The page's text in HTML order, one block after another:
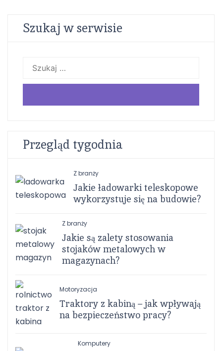
Szukaj w serwisie
Szukaj:
Przegląd tygodnia
Z branży
Jakie ładowarki teleskopowe
wykorzystuje się na budowie?
Z branży
Jakie są zalety stosowania
stojaków metalowych w
magazynach?
Motoryzacja
Traktory z kabiną – jak wpływają
na bezpieczeństwo pracy?
Komputery